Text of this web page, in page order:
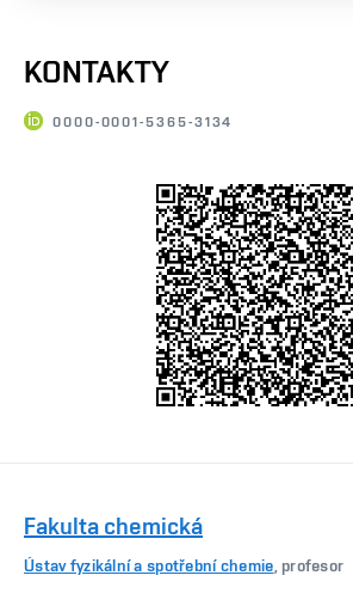
KONTAKTY
0000-0001-5365-3134
Fakulta chemická
Ústav fyzikální a spotřební chemie , profesor